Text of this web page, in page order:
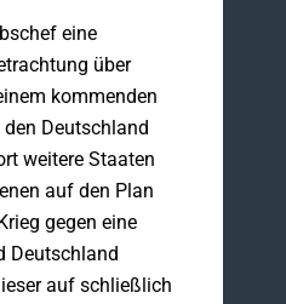
eine
über
kommenden
den Deutschland
weitere Staaten
auf den Plan
gegen eine
Deutschland
auf schließlich